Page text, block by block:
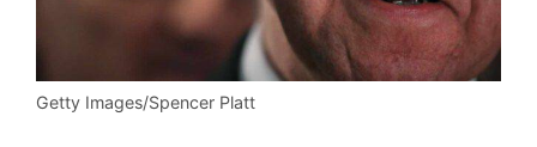
Getty Images/Spencer Platt